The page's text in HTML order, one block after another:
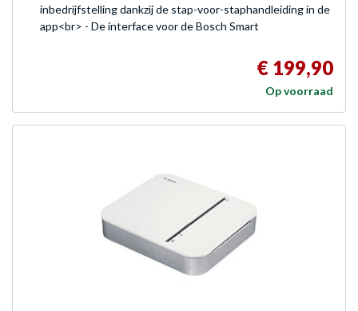
inbedrijfstelling dankzij de stap-voor-staphandleiding in de
app<br> - De interface voor de Bosch Smart
€ 199,90
Op voorraad